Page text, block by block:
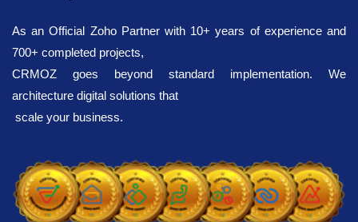
As an Official Zoho Partner with 10+ years of experience and
700+ completed projects,
CRMOZ goes beyond standard implementation. We
architecture digital solutions that
scale your business.